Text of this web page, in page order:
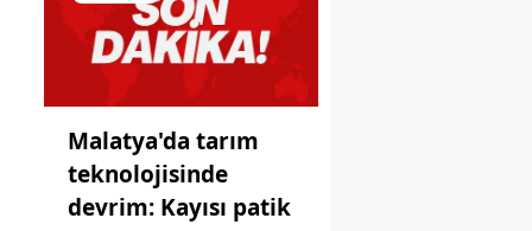
Malatya'da tarım
teknolojisinde
devrim: Kayısı patik